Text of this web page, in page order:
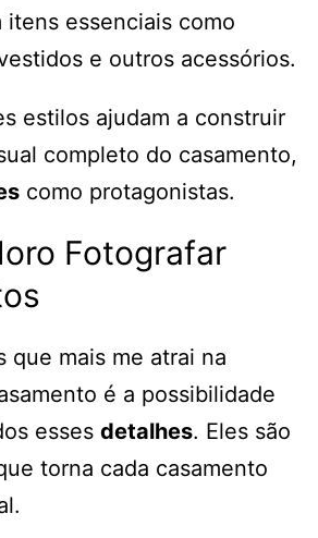
itens essenciais como
e outros acessórios.
estilos ajudam a construir
completo do casamento,
como protagonistas.
Fotografar
que mais me atrai na
é a possibilidade
esses detalhes. Eles são
torna cada casamento